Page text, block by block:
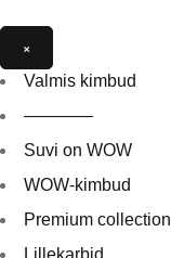
×
Valmis kimbud
————
Suvi on WOW
WOW-kimbud
Premium collection
Lillekarbid